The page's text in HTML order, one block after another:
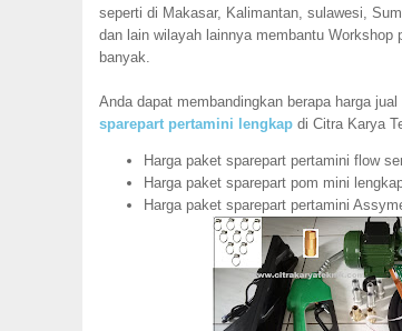
seperti di Makasar, Kalimantan, sulawesi,
dan lain wilayah lainnya membantu Workshop
banyak.
Anda dapat membandingkan berapa harga
sparepart pertamini lengkapdi Citra Karya
Harga paket sparepart pertamini flow
Harga paket sparepart pom mini
Harga paket sparepart pertamini